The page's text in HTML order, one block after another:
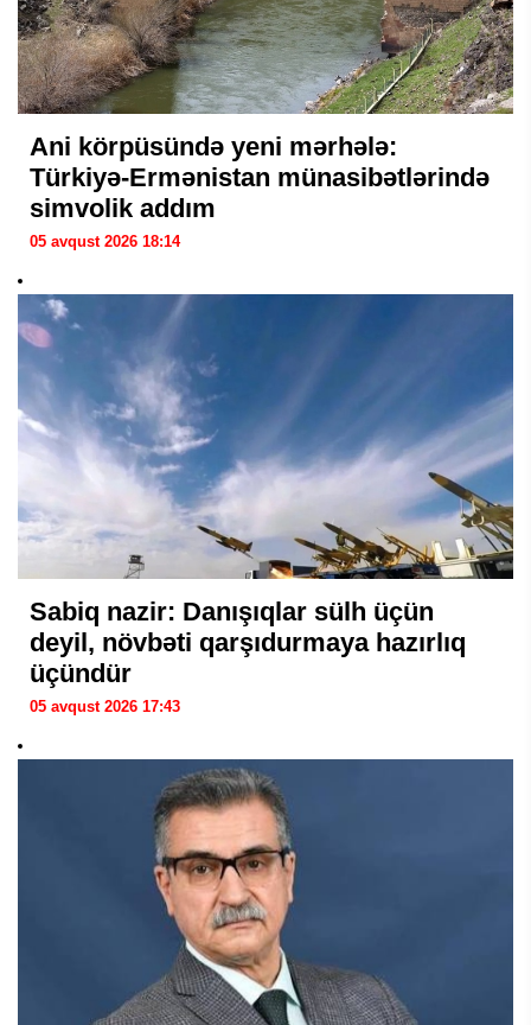
Ani körpüsündə yeni mərhələ:
Türkiyə-Ermənistan münasibətlərində
simvolik addım
05 avqust 2026 18:14
Sabiq nazir: Danışıqlar sülh üçün
deyil, növbəti qarşıdurmaya hazırlıq
üçündür
05 avqust 2026 17:43